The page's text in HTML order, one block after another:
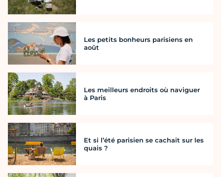
Les petits bonheurs parisiens en
août
Les meilleurs endroits où naviguer
à Paris
Et si l’été parisien se cachait sur les
quais ?